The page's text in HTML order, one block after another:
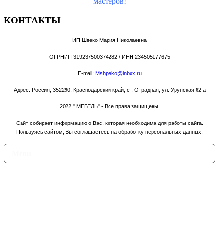
КОНТАКТЫ
ИП Шпеко Мария Николаевна
ОГРНИП 319237500374282 / ИНН 234505177675
E-mail: Mshpeko@inbox.ru
Адрес: Россия, 352290, Краснодарский край, ст. Отрадная, ул. Урупская 62 а
2022" МЕБЕЛЬ" - Все права защищены.
Сайт собирает информацию о Вас, которая необходима для работы сайта.
Пользуясь сайтом, Вы соглашаетесь на обработку персональных данных.